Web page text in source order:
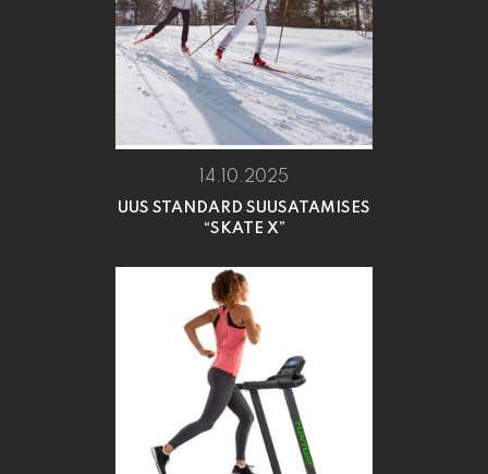
14.10.2025
UUS STANDARD SUUSATAMISES
“SKATE X”